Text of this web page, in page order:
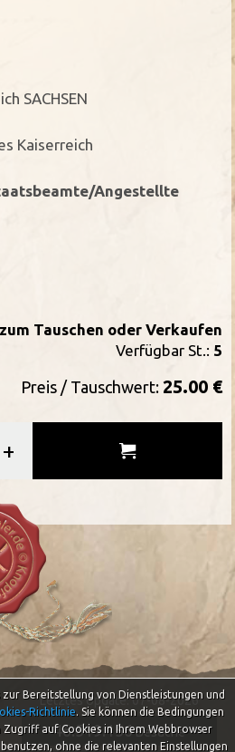
SACHSEN
Kaiserreich
Angestellte
zum Tauschen oder Verkaufen
Verfügbar St.: 5
Preis / Tauschwert: 25.00 €
+
Letztes Update: 07-08-2026
46.519.156Besuche
Bereitstellung von Dienstleistungen und
Richtlinie. Sie können die Bedingungen
auf Cookies in Ihrem Webbrowser
ohne die relevanten Einstellungen